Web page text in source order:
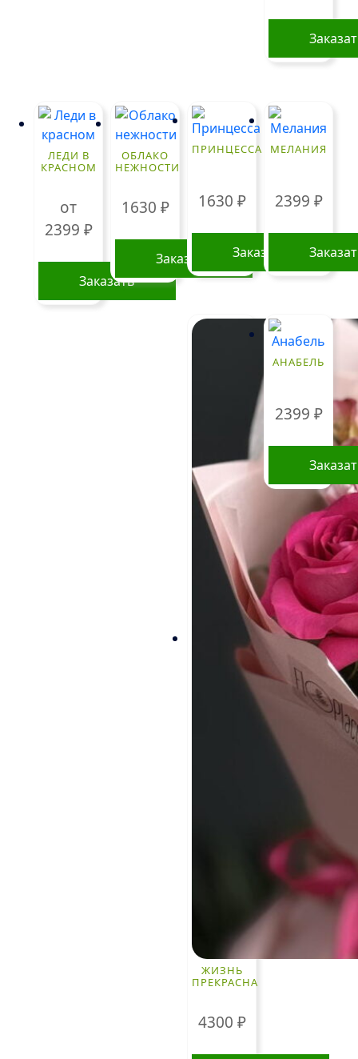
ЛЕДИ В
КРАСНОМ
от
2399 ₽
Заказать
ОБЛАКО
НЕЖНОСТИ
1630 ₽
Заказать
ПРИНЦЕССА
1630 ₽
Заказать
МЕЛАНИЯ
2399 ₽
ЖИЗНЬ
ПРЕКРАСНА
4300 ₽
АНАБЕЛЬ
2399 ₽
Стоимость
букетов и
композиций,
указанная на
сайте,
ориентировочна
и может
меняться.
Окончательная
цена зависит от
доступности
определенных
видов цветов,
времени года, а
также может
быть выше в
периоды
праздников и